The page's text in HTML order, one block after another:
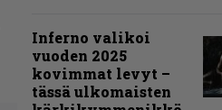
Inferno valikoi
vuoden 2025
kovimmat levyt –
tässä ulkomaisten